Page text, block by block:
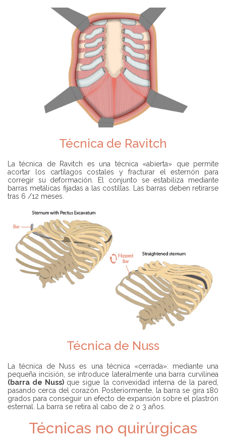
Técnica de Ravitch
La técnica de Ravitch es una técnica «abierta» que permite
acortar los cartílagos costales y fracturar el esternón para
corregir su deformación. El conjunto se estabiliza mediante
barras metálicas fijadas a las costillas. Las barras deben retirarse
tras 6 /12 meses.
Técnica de Nuss
La técnica de Nuss es una técnica «cerrada»: mediante una
pequeña incisión, se introduce lateralmente una barra curvilínea
(barra de Nuss) que sigue la convexidad interna de la pared,
pasando cerca del corazón. Posteriormente, la barra se gira 180
grados para conseguir un efecto de expansión sobre el plastrón
esternal. La barra se retira al cabo de 2 o 3 años.
Técnicas no quirúrgicas